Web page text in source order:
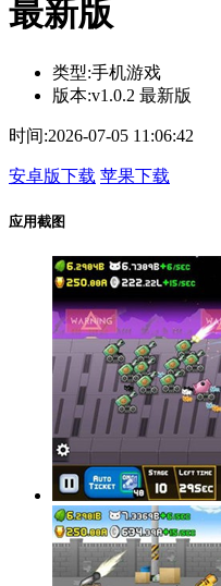
最新版
类型:手机游戏
版本:v1.0.2 最新版
时间:2026-07-05 11:06:42
安卓版下载 苹果下载
应用截图